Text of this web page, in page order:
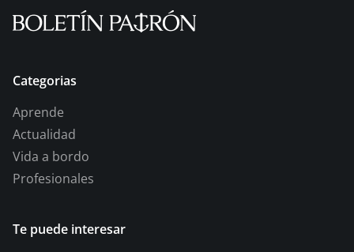
Categorias
Aprende
Actualidad
Vida a bordo
Profesionales
Te puede interesar